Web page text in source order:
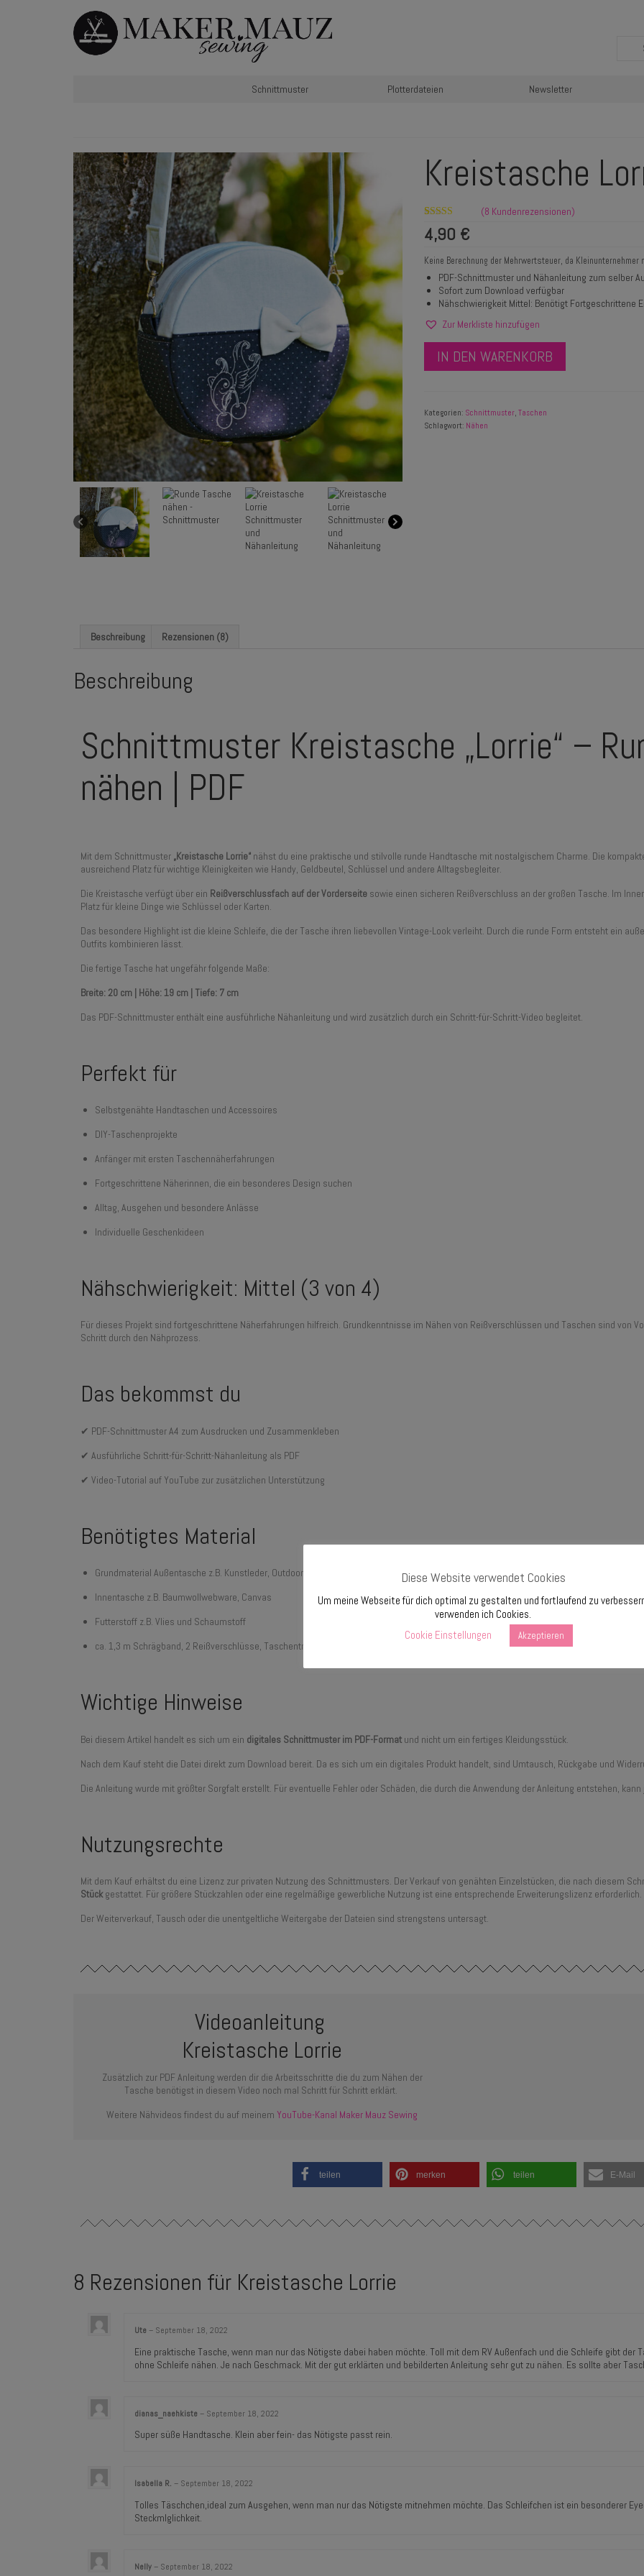
Schnittmuster Plotterdateien Newsletter
Kreistasche
Bewertet mit
5.00von 5,
Kundenbewertungen
(8 Kundenrezensionen)
4,90 €
Keine Berechnung der Mehrwertsteuer, da Kleinunternehmer
PDF-Schnittmuster und Nähanleitung zum selber
Sofort zum Download verfügbar
Nähschwierigkeit Mittel: Benötigt Fortgeschrittene
Zur Merkliste hinzufügen
IN DEN WARENKORB
Kategorien: Schnittmuster, Taschen
Schlagwort: Nähen
Beschreibung Rezensionen (8)
Beschreibung
Schnittmuster Kreistasche „Lorrie“ –
nähen | PDF
Mit dem Schnittmuster „Kreistasche Lorrie“ nähst du eine praktische und stilvolle runde Handtasche mit nostalgischem Charme. Die
ausreichend Platz für wichtige Kleinigkeiten wie Handy, Geldbeutel, Schlüssel und andere Alltagsbegleiter.
Die Kreistasche verfügt über ein Reißverschlussfach auf der Vorderseite sowie einen sicheren Reißverschluss an der großen Tasche. Im
Platz für kleine Dinge wie Schlüssel oder Karten.
Das besondere Highlight ist die kleine Schleife, die der Tasche ihren liebevollen Vintage-Look verleiht. Durch die runde Form entsteht ein
Outfits kombinieren lässt.
Die fertige Tasche hat ungefähr folgende Maße:
Breite: 20 cm | Höhe: 19 cm | Tiefe: 7 cm
Das PDF-Schnittmuster enthält eine ausführliche Nähanleitung und wird zusätzlich durch ein Schritt-für-Schritt-Video begleitet.
Perfekt für
Selbstgenähte Handtaschen und Accessoires
DIY-Taschenprojekte
Anfänger mit ersten Taschennäherfahrungen
Fortgeschrittene Näherinnen, die ein besonderes Design suchen
Alltag, Ausgehen und besondere Anlässe
Individuelle Geschenkideen
Nähschwierigkeit: Mittel (3 von 4)
Für dieses Projekt sind fortgeschrittene Näherfahrungen hilfreich. Grundkenntnisse im Nähen von Reißverschlüssen und Taschen sind von
Schritt durch den Nähprozess.
Das bekommst du
✔ PDF-Schnittmuster A4 zum Ausdrucken und Zusammenkleben
✔ Ausführliche Schritt-für-Schritt-Nähanleitung als PDF
✔ Video-Tutorial auf YouTube zur zusätzlichen Unterstützung
Benötigtes Material
Grundmaterial Außentasche z.B. Kunstleder, Outdoorstoff, Canvas, Korkstoff oder Cord Grundmaterial
Innentasche z.B. Baumwollwebware, Canvas
Futterstoff z.B. Vlies und Schaumstoff
ca. 1,3 m Schrägband, 2 Reißverschlüsse, Taschenträger, Optional: Paspelband
Wichtige Hinweise
Bei diesem Artikel handelt es sich um ein digitales Schnittmuster im PDF-Format und nicht um ein fertiges Kleidungsstück.
Nach dem Kauf steht die Datei direkt zum Download bereit. Da es sich um ein digitales Produkt handelt, sind Umtausch, Rückgabe und
Die Anleitung wurde mit größter Sorgfalt erstellt. Für eventuelle Fehler oder Schäden, die durch die Anwendung der Anleitung entstehen,
Nutzungsrechte
Mit dem Kauf erhältst du eine Lizenz zur privaten Nutzung des Schnittmusters. Der Verkauf von genähten Einzelstücken, die nach diesem
Stückgestattet. Für größere Stückzahlen oder eine regelmäßige gewerbliche Nutzung ist eine entsprechende Erweiterungslizenz erforderlich.
Der Weiterverkauf, Tausch oder die unentgeltliche Weitergabe der Dateien sind strengstens untersagt.
Videoanleitung
Kreistasche Lorrie
Zusätzlich zur PDF Anleitung werden dir die Arbeitsschritte die du zum Nähen der
Tasche benötigst in diesem Video noch mal Schritt für Schritt erklärt.
Weitere Nähvideos findest du auf meinem YouTube-Kanal Maker Mauz Sewing
teilen merken teilen E-Mail
8 Rezensionen für Kreistasche Lorrie
Ute – September 18, 2022
Eine praktische Tasche, wenn man nur das Nötigste dabei haben möchte. Toll mit dem RV Außenfach und die Schleife gibt der
ohne Schleife nähen. Je nach Geschmack. Mit der gut erklärten und bebilderten Anleitung sehr gut zu nähen. Es sollte aber
dianas_naehkiste – September 18, 2022
Super süße Handtasche. Klein aber fein- das Nötigste passt rein.
Isabella R. – September 18, 2022
Tolles Täschchen,ideal zum Ausgehen, wenn man nur das Nötigste mitnehmen möchte. Das Schleifchen ist ein besonderer
Steckmlglichkeit.
Nelly – September 18, 2022
Diese Website verwendet Cookies
Um meine Webseite für dich optimal zu gestalten und fortlaufend zu
verwenden ich Cookies.
Cookie Einstellungen
Akzeptieren